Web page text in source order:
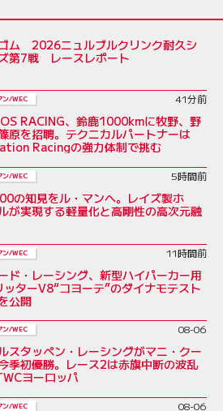
ム 2026ニュルブルクリンク耐久シ
第7戦 レースレポート
ン/WEC 41分前
RACING、鈴鹿1000kmに牧野、野
原を招聘。テクニカルパートナーは
Racingの強力体制で挑む
ン/WEC 5時間前
の知見をル・マンへ。レイズ製ホ
が実現する軽量化と高剛性の高次元融
ン/WEC 11時間前
ド・レーシング、新型ハイパーカー用
ターV8“コヨーテ”のダイナモテスト
公開
ン/WEC 08-06
スタッペン・レーシングがマニ・クー
季初優勝。レース2は赤旗中断の波乱
ヨーロッパ
ン/WEC 08-06